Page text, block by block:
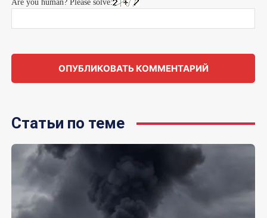
Are you human? Please solve:
Статьи по теме